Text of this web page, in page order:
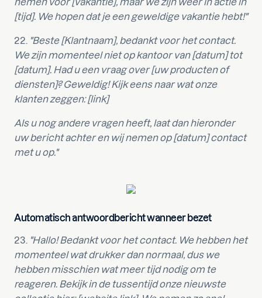
[tijd]. We hopen dat je een geweldige vakantie hebt!"
22. "Beste [Klantnaam], bedankt voor het contact.
We zijn momenteel niet op kantoor van [datum] tot
[datum]. Had u een vraag over [uw producten of
diensten]? Geweldig! Kijk eens naar wat onze
klanten zeggen: [link]
Als u nog andere vragen heeft, laat dan hieronder
uw bericht achter en wij nemen op [datum] contact
met u op."
Automatisch antwoordbericht wanneer bezet
23. "Hallo! Bedankt voor het contact. We hebben het
momenteel wat drukker dan normaal, dus we
hebben misschien wat meer tijd nodig om te
reageren. Bekijk in de tussentijd onze nieuwste